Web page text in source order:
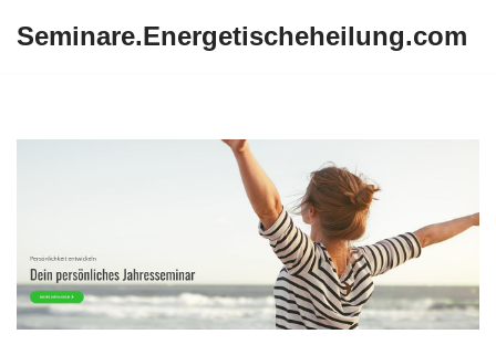
Seminare.Energetischeheilung.com